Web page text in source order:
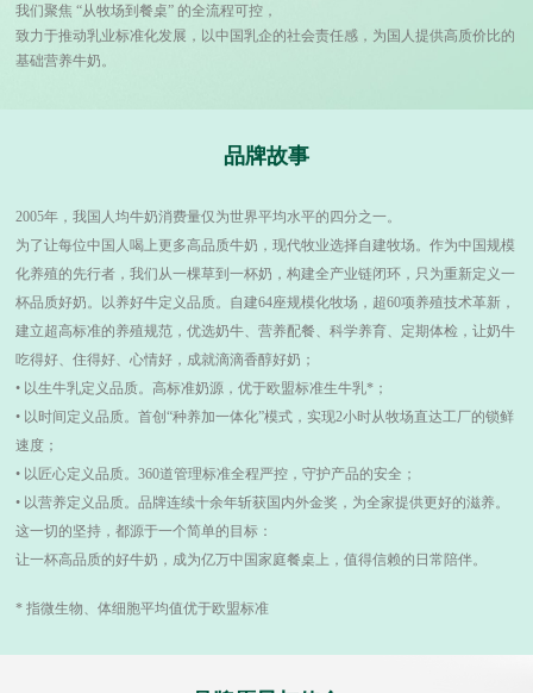
我们聚焦 “从牧场到餐桌” 的全流程可控，
致力于推动乳业标准化发展，以中国乳企的社会责任感，为国人提供高质价比的
基础营养牛奶。
品牌故事
2005年，我国人均牛奶消费量仅为世界平均水平的四分之一。
为了让每位中国人喝上更多高品质牛奶，现代牧业选择自建牧场。作为中国规模
化养殖的先行者，我们从一棵草到一杯奶，构建全产业链闭环，只为重新定义一
杯品质好奶。以养好牛定义品质。自建64座规模化牧场，超60项养殖技术革新，
建立超高标准的养殖规范，优选奶牛、营养配餐、科学养育、定期体检，让奶牛
吃得好、住得好、心情好，成就滴滴香醇好奶；
• 以生牛乳定义品质。高标准奶源，优于欧盟标准生牛乳*；
• 以时间定义品质。首创“种养加一体化”模式，实现2小时从牧场直达工厂的锁鲜
速度；
• 以匠心定义品质。360道管理标准全程严控，守护产品的安全；
• 以营养定义品质。品牌连续十余年斩获国内外金奖，为全家提供更好的滋养。
这一切的坚持，都源于一个简单的目标：
让一杯高品质的好牛奶，成为亿万中国家庭餐桌上，值得信赖的日常陪伴。
* 指微生物、体细胞平均值优于欧盟标准